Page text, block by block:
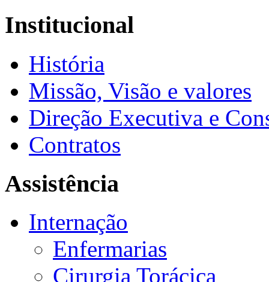
Institucional
História
Missão, Visão e valores
Direção Executiva e
Contratos
Assistência
Internação
Enfermarias
Cirurgia Torácica